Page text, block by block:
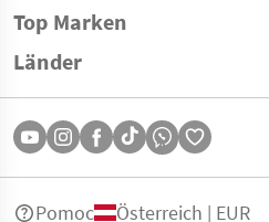
Top Marken
Länder
Pomoc Österreich | EUR